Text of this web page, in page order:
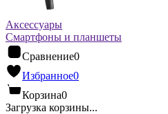
Аксессуары
Смартфоны и планшеты
Сравнение0
Избранное0
Корзина0
Загрузка корзины...